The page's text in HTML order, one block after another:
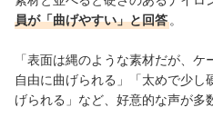
員が「曲げやすい」と回答 。
「表面は縄のような素材だが、
自由に曲げられる」「太めで少し
げられる」など、好意的な声が多